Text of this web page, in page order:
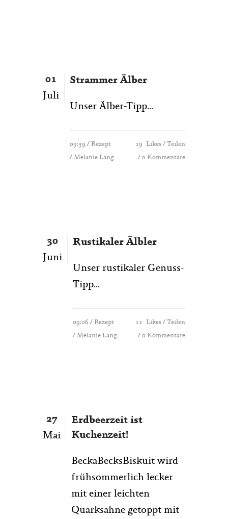
01
Juli
Strammer Älber
Unser Älber-Tipp...
09:39 / Rezept
/ Melanie Lang
19 Likes
Teilen
0 Kommentare
30
Juni
Rustikaler Älbler
Unser rustikaler Genuss-
Tipp...
09:06 / Rezept
/ Melanie Lang
11 Likes
Teilen
0 Kommentare
27
Mai
Erdbeerzeit ist
Kuchenzeit!
BeckaBecksBiskuit wird
frühsommerlich lecker
mit einer leichten
Quarksahne getoppt mit